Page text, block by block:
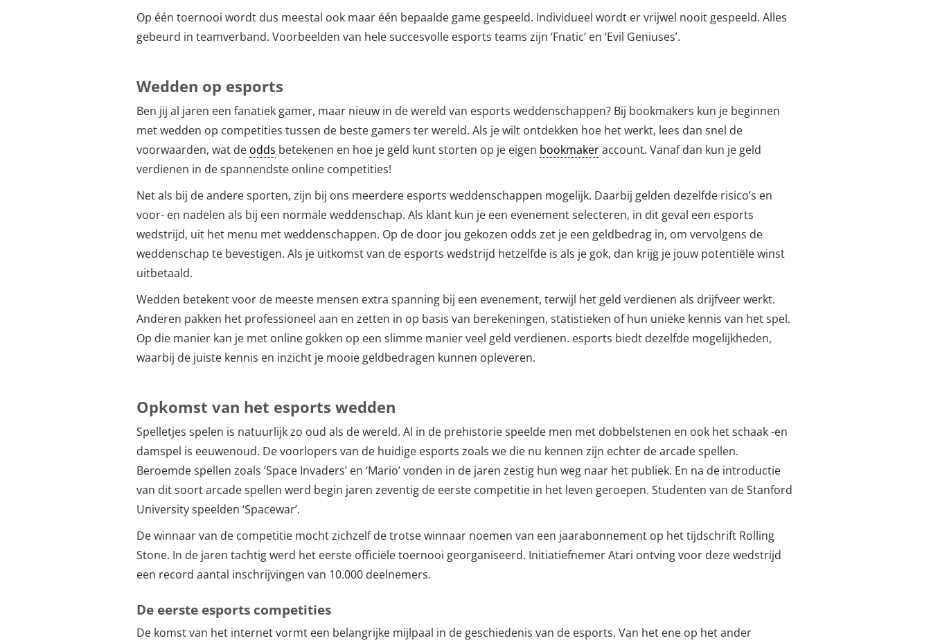
Op één toernooi wordt dus meestal ook maar één bepaalde game gespeeld. Individueel wordt er vrijwel nooit gespeeld. Alles
gebeurd in teamverband. Voorbeelden van hele succesvolle esports teams zijn ‘Fnatic’ en ‘Evil Geniuses’.
Wedden op esports
Ben jij al jaren een fanatiek gamer, maar nieuw in de wereld van esports weddenschappen? Bij bookmakers kun je beginnen
met wedden op competities tussen de beste gamers ter wereld. Als je wilt ontdekken hoe het werkt, lees dan snel de
voorwaarden, wat de odds betekenen en hoe je geld kunt storten op je eigen bookmakeraccount. Vanaf dan kun je geld
verdienen in de spannendste online competities!
Net als bij de andere sporten, zijn bij ons meerdere esports weddenschappen mogelijk. Daarbij gelden dezelfde risico’s en
voor- en nadelen als bij een normale weddenschap. Als klant kun je een evenement selecteren, in dit geval een esports
wedstrijd, uit het menu met weddenschappen. Op de door jou gekozen odds zet je een geldbedrag in, om vervolgens de
weddenschap te bevestigen. Als je uitkomst van de esports wedstrijd hetzelfde is als je gok, dan krijg je jouw potentiële winst
uitbetaald.
Wedden betekent voor de meeste mensen extra spanning bij een evenement, terwijl het geld verdienen als drijfveer werkt.
Anderen pakken het professioneel aan en zetten in op basis van berekeningen, statistieken of hun unieke kennis van het spel.
Op die manier kan je met online gokken op een slimme manier veel geld verdienen. esports biedt dezelfde mogelijkheden,
waarbij de juiste kennis en inzicht je mooie geldbedragen kunnen opleveren.
Opkomst van het esports wedden
Spelletjes spelen is natuurlijk zo oud als de wereld. Al in de prehistorie speelde men met dobbelstenen en ook het schaak -en
damspel is eeuwenoud. De voorlopers van de huidige esports zoals we die nu kennen zijn echter de arcade spellen.
Beroemde spellen zoals ‘Space Invaders’ en ‘Mario’ vonden in de jaren zestig hun weg naar het publiek. En na de introductie
van dit soort arcade spellen werd begin jaren zeventig de eerste competitie in het leven geroepen. Studenten van de Stanford
University speelden ‘Spacewar’.
De winnaar van de competitie mocht zichzelf de trotse winnaar noemen van een jaarabonnement op het tijdschrift Rolling
Stone. In de jaren tachtig werd het eerste officiële toernooi georganiseerd. Initiatiefnemer Atari ontving voor deze wedstrijd
een record aantal inschrijvingen van 10.000 deelnemers.
De eerste esports competities
De komst van het internet vormt een belangrijke mijlpaal in de geschiedenis van de esports. Van het ene op het ander